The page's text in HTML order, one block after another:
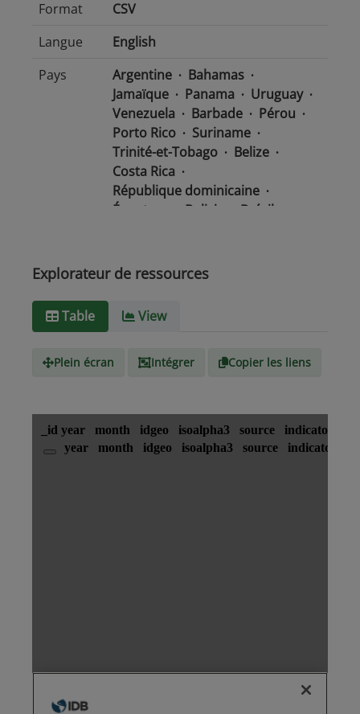
Format
CSV
Langue
English
Pays
Argentine
Bahamas
Jamaïque
Panama
Uruguay
Venezuela
Barbade
Pérou
Porto Rico
Suriname
Trinité-et-Tobago
Belize
Costa Rica
République dominicaine
Équateur
Bolivie
Brésil
Guatemala
Guyana
Type de
text/csv
Explorateur de ressources
Table View
Plein écran Intégrer Copier les liens